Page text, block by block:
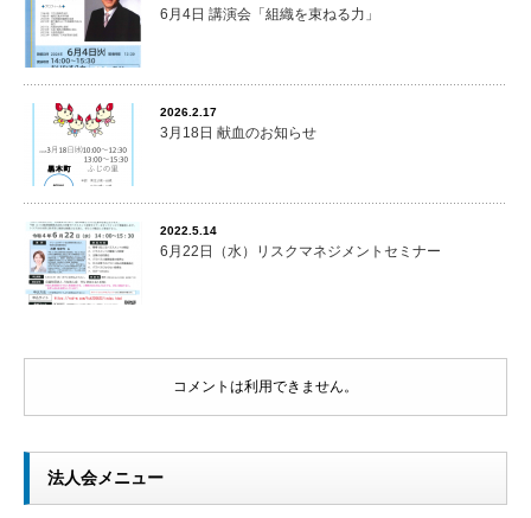
6月4日 講演会「組織を束ねる力」
2026.2.17
3月18日 献血のお知らせ
2022.5.14
6月22日（水）リスクマネジメントセミナー
コメントは利用できません。
法人会メニュー